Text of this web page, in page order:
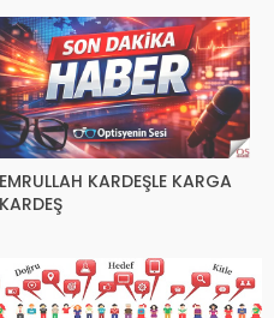
EMRULLAH KARDEŞLE KARGA
KARDEŞ